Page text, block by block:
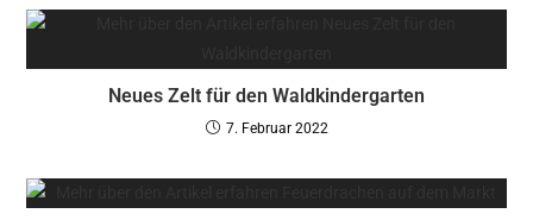
Neues Zelt für den Waldkindergarten
7. Februar 2022